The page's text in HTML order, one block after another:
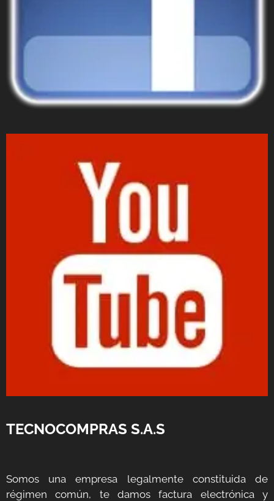
TECNOCOMPRAS S.A.S
Somos una empresa legalmente constituida de
régimen común, te damos factura electrónica y